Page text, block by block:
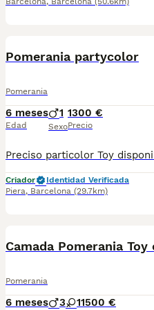
Pomerania partycolor
Pomerania
6 meses
Edad
1
Sexo
1300 €
Precio
Criador
Identidad Verificada
Piera, Barcelona (29.7km)
Camada Pomerania Toy
Pomerania
6 meses 3 11500 €